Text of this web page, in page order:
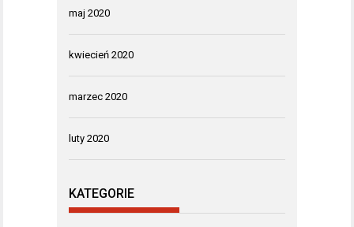
maj 2020
kwiecień 2020
marzec 2020
luty 2020
KATEGORIE